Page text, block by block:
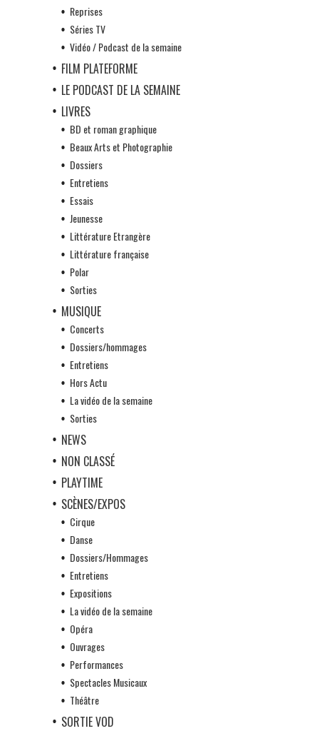
Reprises
Séries TV
Vidéo / Podcast de la semaine
FILM PLATEFORME
LE PODCAST DE LA SEMAINE
LIVRES
BD et roman graphique
Beaux Arts et Photographie
Dossiers
Entretiens
Essais
Jeunesse
Littérature Etrangère
Littérature française
Polar
Sorties
MUSIQUE
Concerts
Dossiers/hommages
Entretiens
Hors Actu
La vidéo de la semaine
Sorties
NEWS
NON CLASSÉ
PLAYTIME
SCÈNES/EXPOS
Cirque
Danse
Dossiers/Hommages
Entretiens
Expositions
La vidéo de la semaine
Opéra
Ouvrages
Performances
Spectacles Musicaux
Théâtre
SORTIE VOD